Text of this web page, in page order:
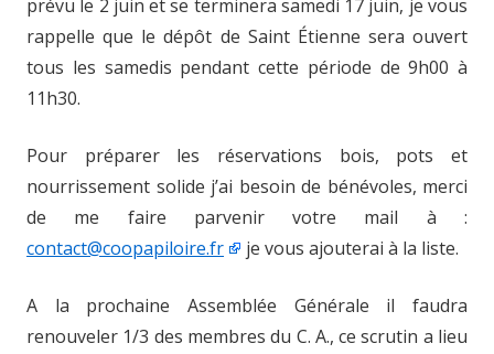
prévu le 2 juin et se terminera samedi 17 juin, je vous
rappelle que le dépôt de Saint Étienne sera ouvert
tous les samedis pendant cette période de 9h00 à
11h30.
Pour préparer les réservations bois, pots et
nourrissement solide j’ai besoin de bénévoles, merci
de me faire parvenir votre mail à :
contact@coopapiloire.fr
je vous ajouterai à la liste.
A la prochaine Assemblée Générale il faudra
renouveler 1/3 des membres du C. A., ce scrutin a lieu